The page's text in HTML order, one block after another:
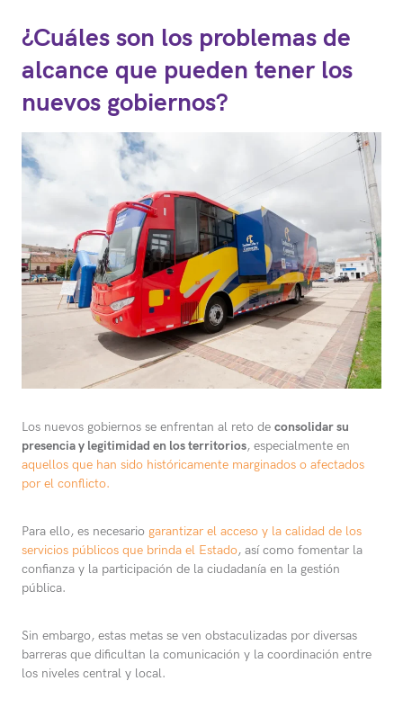
¿Cuáles son los problemas de
alcance que pueden tener los
nuevos gobiernos?
Los nuevos gobiernos se enfrentan al reto de consolidar su
presencia y legitimidad en los territorios, especialmente en
aquellos que han sido históricamente marginados o afectados
por el conflicto.
Para ello, es necesario garantizar el acceso y la calidad de los
servicios públicos que brinda el Estado, así como fomentar la
confianza y la participación de la ciudadanía en la gestión
pública.
Sin embargo, estas metas se ven obstaculizadas por diversas
barreras que dificultan la comunicación y la coordinación entre
los niveles central y local.